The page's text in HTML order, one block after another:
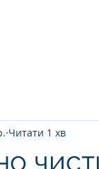
Читати 1 хв